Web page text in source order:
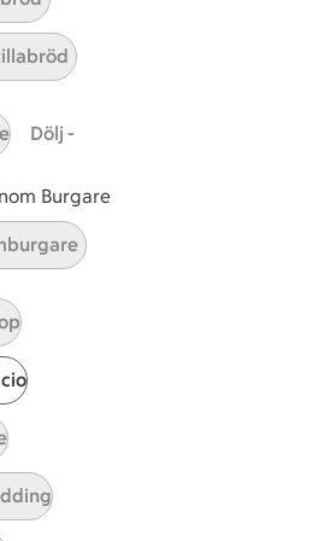
Dölj -
Burgare
8 kommentarer
tillaga
har Medel svårighetsgrad